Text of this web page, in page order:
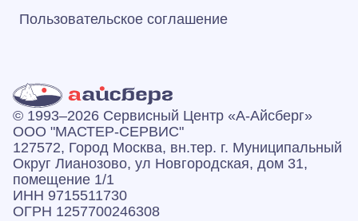
Пользовательское соглашение
© 1993–2026 Сервисный Центр «А‑Айсберг»
ООО "МАСТЕР-СЕРВИС"
127572, Город Москва, вн.тер. г. Муниципальный
Округ Лианозово, ул Новгородская, дом 31,
помещение 1/1
ИНН 9715511730
ОГРН 1257700246308